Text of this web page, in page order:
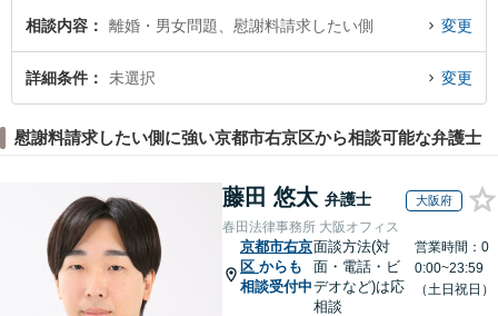
富な近くの弁護士を検索したい』『初回相談無料で慰謝料請求したい側を法律
相談できる京都市右京区内の弁護士に相談予約したい』などでお困りの相談者
さんにおすすめです。
相談内容 離婚・男女問題、慰謝料請求したい側 変更
詳細条件 未選択 変更
慰謝料請求したい側に強い京都市右京区から相談可能な弁護士
藤田 悠太 弁護士 大阪府
春田法律事務所 大阪オフィス
京都市右京
区 からも
相談受付中
面談方法(対
面・電話・ビ
デオなど)は応
相談
営業時間：0
0:00~23:59
（土日祝日）